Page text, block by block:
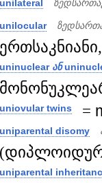
unilateral
unilocular
uninuclear ან
uniovular twins =
uniparental disomy
(დიპლოიდურ
uniparental